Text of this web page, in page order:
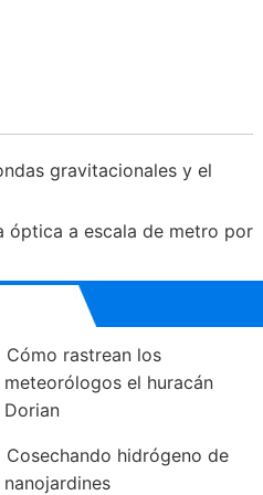
gravitacionales y el
óptica a escala de metro por
Cómo rastrean los
meteorólogos el huracán
Dorian
Cosechando hidrógeno de
nanojardines